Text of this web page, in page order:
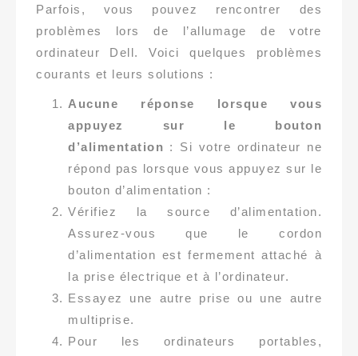
Parfois, vous pouvez rencontrer des
problèmes lors de l’allumage de votre
ordinateur Dell. Voici quelques problèmes
courants et leurs solutions :
Aucune réponse lorsque vous
appuyez sur le bouton
d’alimentation : Si votre ordinateur ne
répond pas lorsque vous appuyez sur le
bouton d’alimentation :
Vérifiez la source d’alimentation.
Assurez-vous que le cordon
d’alimentation est fermement attaché à
la prise électrique et à l’ordinateur.
Essayez une autre prise ou une autre
multiprise.
Pour les ordinateurs portables,